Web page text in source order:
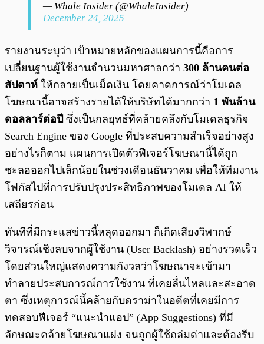
— Whale Insider (@WhaleInsider)
December 24, 2025
รายงานระบุว่า เป้าหมายหลักของแผนการนี้คือการ
เปลี่ยนฐานผู้ใช้งานจำนวนมหาศาลกว่า 300 ล้านคนต่อ
สัปดาห์ ให้กลายเป็นเม็ดเงิน โดยคาดการณ์ว่าโมเดล
โฆษณานี้อาจสร้างรายได้ให้บริษัทได้มากกว่า 1 พันล้าน
ดอลลาร์ต่อปี ซึ่งเป็นกลยุทธ์ที่คล้ายคลึงกับโมเดลธุรกิจ
Search Engine ของ Google ที่ประสบความสำเร็จอย่างสูง
อย่างไรก็ตาม แผนการเปิดตัวฟีเจอร์โฆษณานี้ได้ถูก
ชะลอออกไปเล็กน้อยในช่วงเดือนธันวาคม เพื่อให้ทีมงาน
โฟกัสไปที่การปรับปรุงประสิทธิภาพของโมเดล AI ให้
เสถียรก่อน
ทันทีที่มีกระแสข่าวนี้หลุดออกมา ก็เกิดเสียงวิพากษ์
วิจารณ์เชิงลบจากผู้ใช้งาน (User Backlash) อย่างรวดเร็ว
โดยส่วนใหญ่แสดงความกังวลว่าโฆษณาจะเข้ามา
ทำลายประสบการณ์การใช้งาน ที่เคยลื่นไหลและสะอาด
ตา ซึ่งเหตุการณ์นี้คล้ายกับดราม่าในอดีตที่เคยมีการ
ทดสอบฟีเจอร์ “แนะนำแอป” (App Suggestions) ที่มี
ลักษณะคล้ายโฆษณาแฝง จนถูกผู้ใช้ถล่มด่าและต้องรีบ